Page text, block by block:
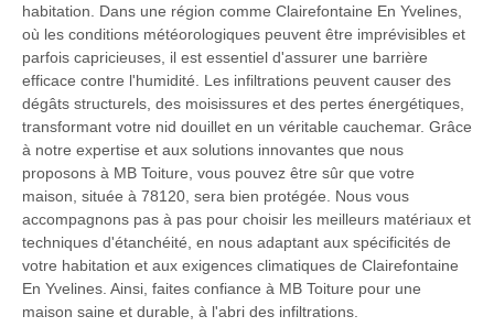
habitation. Dans une région comme Clairefontaine En Yvelines,
où les conditions météorologiques peuvent être imprévisibles et
parfois capricieuses, il est essentiel d'assurer une barrière
efficace contre l'humidité. Les infiltrations peuvent causer des
dégâts structurels, des moisissures et des pertes énergétiques,
transformant votre nid douillet en un véritable cauchemar. Grâce
à notre expertise et aux solutions innovantes que nous
proposons à MB Toiture, vous pouvez être sûr que votre
maison, située à 78120, sera bien protégée. Nous vous
accompagnons pas à pas pour choisir les meilleurs matériaux et
techniques d'étanchéité, en nous adaptant aux spécificités de
votre habitation et aux exigences climatiques de Clairefontaine
En Yvelines. Ainsi, faites confiance à MB Toiture pour une
maison saine et durable, à l'abri des infiltrations.